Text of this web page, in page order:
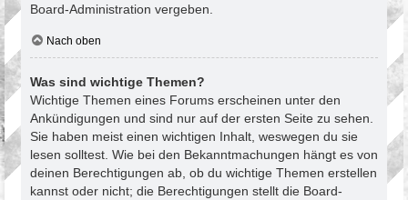
Board-Administration vergeben.
Nach oben
Was sind wichtige Themen?
Wichtige Themen eines Forums erscheinen unter den
Ankündigungen und sind nur auf der ersten Seite zu sehen.
Sie haben meist einen wichtigen Inhalt, weswegen du sie
lesen solltest. Wie bei den Bekanntmachungen hängt es von
deinen Berechtigungen ab, ob du wichtige Themen erstellen
kannst oder nicht; die Berechtigungen stellt die Board-